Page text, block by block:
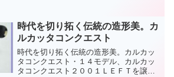
（ランクＮ）、シマノ・１１オシアジガ
ー・２０００ＮＲ-ＨＧ・右...
時代を切り拓く伝統の造形美。カ
ルカッタコンクエスト
時代を切り拓く伝統の造形美。カルカッ
タコンクエスト・１４モデル、カルカッ
タコンクエスト２００１ＬＥＦＴを譲っ